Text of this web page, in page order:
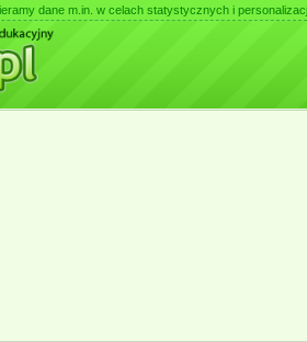
dane m.in. w celach statystycznych i